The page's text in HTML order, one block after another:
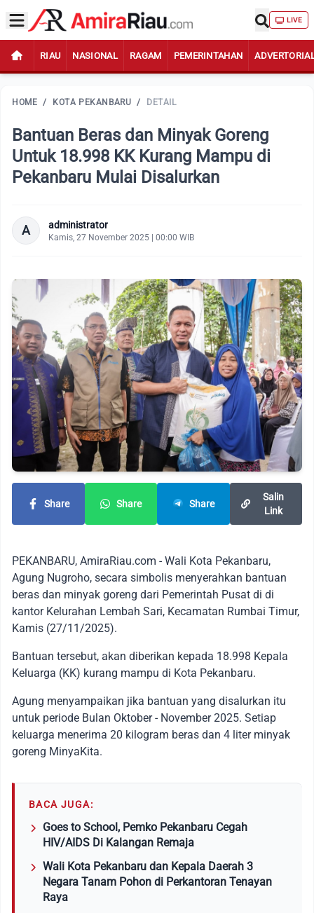
LIVE
RIAU NASIONAL RAGAM PEMERINTAHAN
HOME / KOTA PEKANBARU / DETAIL
Bantuan Beras dan Minyak Goreng
Untuk 18.998 KK Kurang Mampu di
Pekanbaru Mulai Disalurkan
A administrator
Kamis, 27 November 2025 | 00:00 WIB
Share Share Share
Salin
Link
PEKANBARU, AmiraRiau.com - Wali Kota Pekanbaru,
Agung Nugroho, secara simbolis menyerahkan bantuan
beras dan minyak goreng dari Pemerintah Pusat di di
kantor Kelurahan Lembah Sari, Kecamatan Rumbai Timur,
Kamis (27/11/2025).
Bantuan tersebut, akan diberikan kepada 18.998 Kepala
Keluarga (KK) kurang mampu di Kota Pekanbaru.
Agung menyampaikan jika bantuan yang disalurkan itu
untuk periode Bulan Oktober - November 2025. Setiap
keluarga menerima 20 kilogram beras dan 4 liter minyak
goreng MinyaKita.
BACA JUGA:
Goes to School, Pemko Pekanbaru Cegah
HIV/AIDS Di Kalangan Remaja
Wali Kota Pekanbaru dan Kepala Daerah 3
Negara Tanam Pohon di Perkantoran Tenayan
Raya